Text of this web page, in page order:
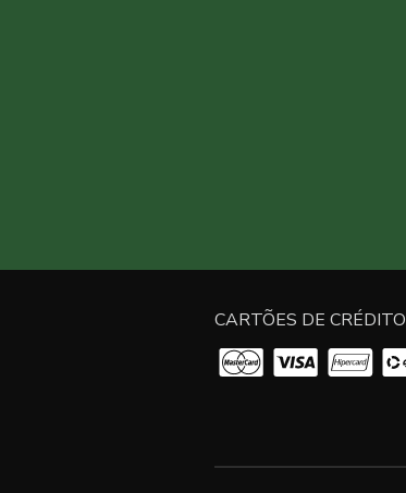
CARTÕES DE CRÉDITO